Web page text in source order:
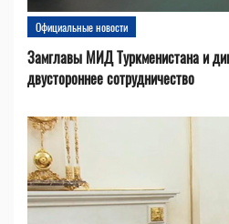
Официальные новости
Замглавы МИД Туркменистана и
двустороннее сотрудничество